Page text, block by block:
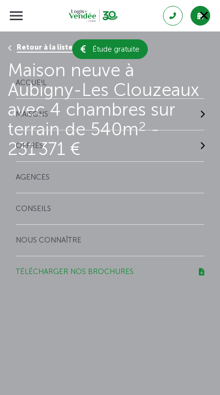
Étude gratuite
ACCUEIL
MAISONS
OFFRES
AGENCES
CONSEILS
NOUS CONNAÎTRE
TÉLÉCHARGER NOS BROCHURES
Retour à la liste des résultats
Maison neuve à
Aubigny-Les Clouzeaux
avec 4 chambres sur
terrain de 540m2-
231 371 €